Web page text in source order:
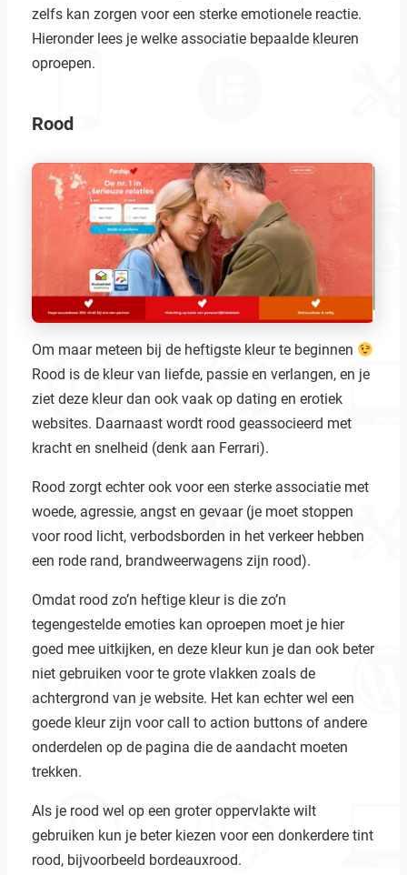
zelfs kan zorgen voor een sterke emotionele reactie.
Hieronder lees je welke associatie bepaalde kleuren
oproepen.
Rood
Om maar meteen bij de heftigste kleur te beginnen
Rood is de kleur van liefde, passie en verlangen, en je
ziet deze kleur dan ook vaak op dating en erotiek
websites. Daarnaast wordt rood geassocieerd met
kracht en snelheid (denk aan Ferrari).
Rood zorgt echter ook voor een sterke associatie met
woede, agressie, angst en gevaar (je moet stoppen
voor rood licht, verbodsborden in het verkeer hebben
een rode rand, brandweerwagens zijn rood).
Omdat rood zo’n heftige kleur is die zo’n
tegengestelde emoties kan oproepen moet je hier
goed mee uitkijken, en deze kleur kun je dan ook beter
niet gebruiken voor te grote vlakken zoals de
achtergrond van je website. Het kan echter wel een
goede kleur zijn voor call to action buttons of andere
onderdelen op de pagina die de aandacht moeten
trekken.
Als je rood wel op een groter oppervlakte wilt
gebruiken kun je beter kiezen voor een donkerdere tint
rood, bijvoorbeeld bordeauxrood.